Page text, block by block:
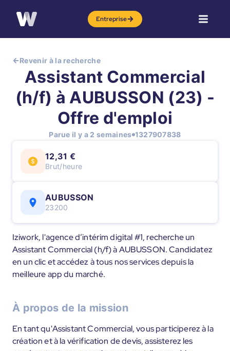
Entreprise
Revenir à la recherche
Assistant Commercial
(h/f) à AUBUSSON (23) -
Offre d'emploi
Parue il y a 2 semaines 1327907838
12,31 €
Brut/heure
AUBUSSON
23200
Iziwork, l'agence d’intérim digital #1, recherche un
Assistant Commercial (h/f) à AUBUSSON. Candidatez
en un clic et accédez à tous nos services depuis la
meilleure app du marché.
À propos de la mission
En tant qu'Assistant Commercial, vous participerez à la
création et à la vérification de devis, assisterez les